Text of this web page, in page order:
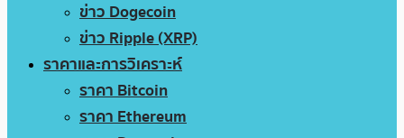
ข่าว Dogecoin
ข่าว Ripple (XRP)
ราคาและการวิเคราะห์
ราคา Bitcoin
ราคา Ethereum